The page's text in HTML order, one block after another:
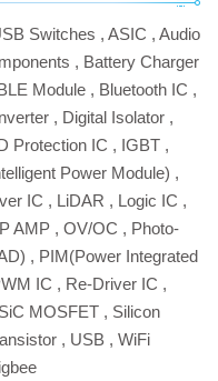
Switches , ASIC , Audio
, Battery Charger
Module , Bluetooth IC ,
, Digital Isolator ,
Protection IC , IGBT ,
Power Module) ,
IC , LiDAR , Logic IC ,
AMP , OV/OC , Photo-
, PIM(Power Integrated
IC , Re-Driver IC ,
SiC MOSFET , Silicon
, USB , WiFi